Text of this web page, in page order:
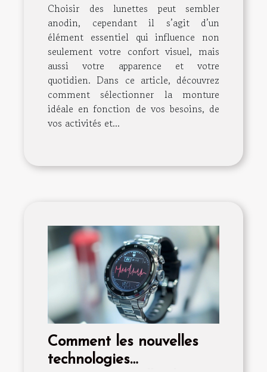
Choisir des lunettes peut sembler
anodin, cependant il s’agit d’un
élément essentiel qui influence non
seulement votre confort visuel, mais
aussi votre apparence et votre
quotidien. Dans ce article, découvrez
comment sélectionner la monture
idéale en fonction de vos besoins, de
vos activités et...
Comment les nouvelles
technologies